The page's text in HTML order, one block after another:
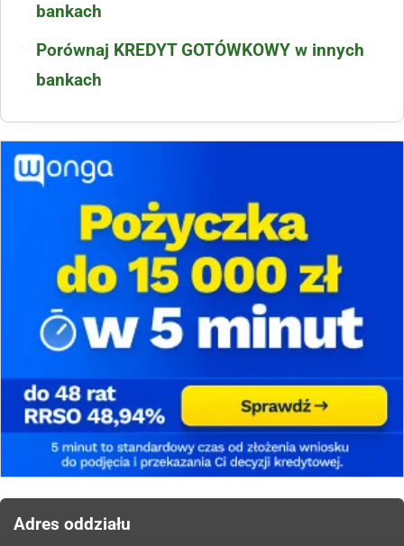
bankach
Porównaj KREDYT GOTÓWKOWY w innych
bankach
Adres oddziału